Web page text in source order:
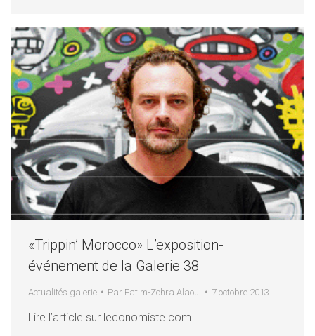
«Trippin’ Morocco» L’exposition-
événement de la Galerie 38
Actualités galerie Par Fatim-Zohra Alaoui 7 octobre 2013
Lire l’article sur leconomiste.com